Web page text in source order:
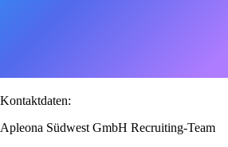
Kontaktdaten:
Apleona Südwest GmbH Recruiting-Team